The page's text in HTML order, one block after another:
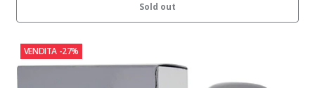
Sold out
VENDITA -27%